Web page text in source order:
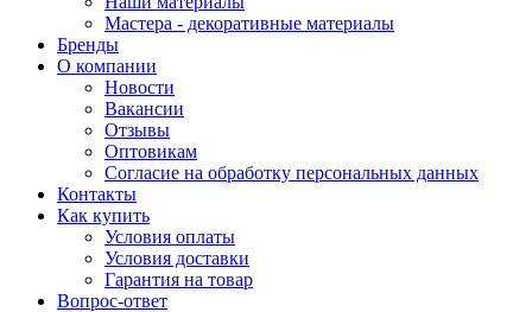
Мастера - декоративные материалы
Бренды
О компании
Новости
Вакансии
Отзывы
Оптовикам
Cогласие на обработку персональных данных
Контакты
Как купить
Условия оплаты
Условия доставки
Гарантия на товар
Вопрос-ответ